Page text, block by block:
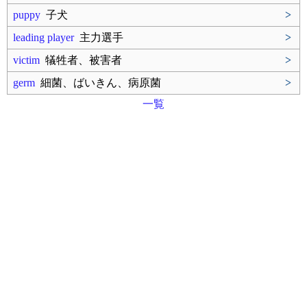
puppy 子犬
>
leading player主力選手
>
victim 犠牲者、被害者
>
germ 細菌、ばいきん、病原菌
>
一覧